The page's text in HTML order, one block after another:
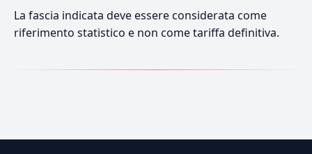
La fascia indicata deve essere considerata come
riferimento statistico e non come tariffa definitiva.